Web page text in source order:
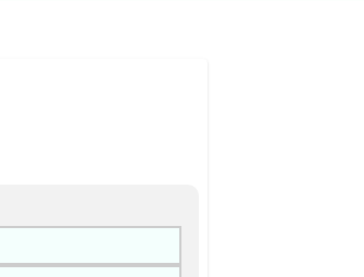
購網（公共工程委員會） | 更新時間：